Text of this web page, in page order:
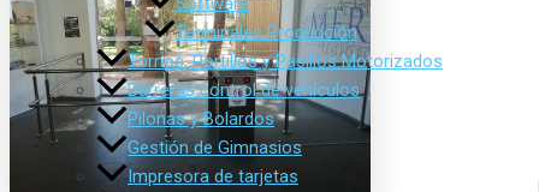
Terminales Producción
Tornos, Portillos y Pasillos Motorizados
Barreras control de vehículos
Pilonas y Bolardos
Gestión de Gimnasios
Impresora de tarjetas